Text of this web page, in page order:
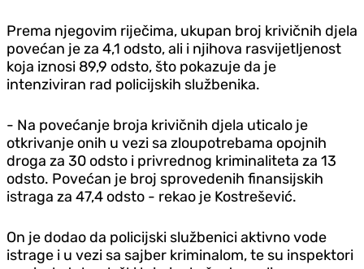
Prema njegovim riječima, ukupan broj krivičnih djela
povećan je za 4,1 odsto, ali i njihova rasvijetljenost
koja iznosi 89,9 odsto, što pokazuje da je
intenziviran rad policijskih službenika.
- Na povećanje broja krivičnih djela uticalo je
otkrivanje onih u vezi sa zloupotrebama opojnih
droga za 30 odsto i privrednog kriminaliteta za 13
odsto. Povećan je broj sprovedenih finansijskih
istraga za 47,4 odsto - rekao je Kostrešević.
On je dodao da policijski službenici aktivno vode
istrage i u vezi sa sajber kriminalom, te su inspektori